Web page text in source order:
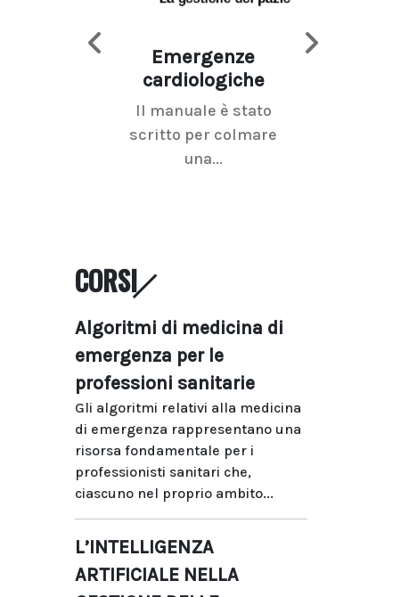
Emergenze
cardiologiche
Il manuale è stato
scritto per colmare
una...
CORSI
Algoritmi di medicina di
emergenza per le
professioni sanitarie
Gli algoritmi relativi alla medicina
di emergenza rappresentano una
risorsa fondamentale per i
professionisti sanitari che,
ciascuno nel proprio ambito...
L’INTELLIGENZA
ARTIFICIALE NELLA